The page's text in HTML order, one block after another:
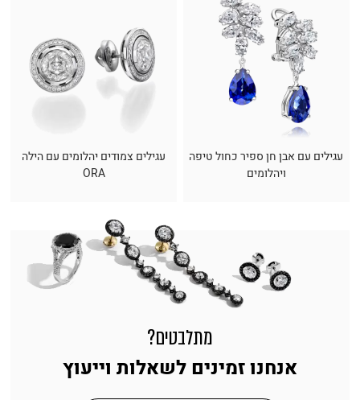
עגילים עם אבן חן ספיר כחול טיפה
ויהלומים
עגילים צמודים יהלומים עם הילה
ORA
מתלבטים?
אנחנו זמינים לשאלות וייעוץ